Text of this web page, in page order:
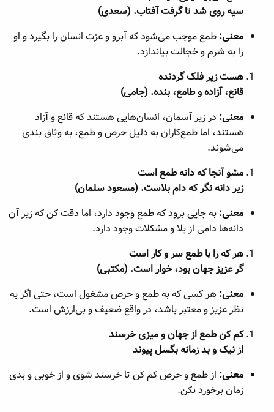
سیه روی شد تا گرفت آفتاب. (سعدی)
معنی: طمع موجب می‌شود که آبرو و عزت انسان را بگیرد و او
را به شرم و خجالت بیاندازد.
هست زیر فلک گردنده
قانع، آزاده و طامع، بنده. (جامی)
معنی: در زیر آسمان، انسان‌هایی هستند که قانع و آزاد
هستند، اما طمع‌کاران به دلیل حرص و طمع، به وثاق بندی
می‌شوند.
مشو آنجا که دانه طمع است
زیر دانه نگر که دام بلاست. (مسعود سلمان)
معنی: به جایی برود که طمع وجود دارد، اما دقت کن که زیر آن
دانه‌ها دامی از بلا و مشکلات وجود دارد.
هر که را با طمع سر و کار است
گر عزیز جهان بود، خوار است. (مکتبی)
معنی: هر کسی که به طمع و حرص مشغول است، حتی اگر به
نظر عزیز و معتبر باشد، در واقع ضعیف و بی‌ارزش است.
کم کن طمع از جهان و میزی خرسند
از نیک و بد زمانه بگسل پیوند
معنی: از طمع و حرص کم کن تا خرسند شوی و از خوبی و بدی
زمان برخورد نکن.